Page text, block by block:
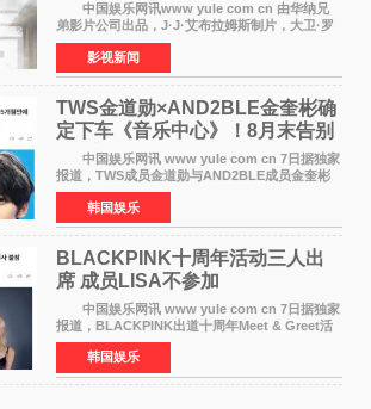
中国娱乐网讯www yule com cn 由华纳兄
弟影片公司出品，J·J·艾布拉姆斯制片，大卫·罗
伯特·米切尔执导，好莱坞巨星安妮·海瑟薇和伊万
·麦克格雷格领衔主演的2026暑期惊悚冒险大片
《逃出绝
影视新闻
TWS金道勋×AND2BLE金奎彬确
定下车《音乐中心》！8月末告别
MC席位
中国娱乐网讯 www yule com cn 7日据独家
报道，TWS成员金道勋与AND2BLE成员金奎彬
将于8月离开《音乐中心》MC的位置。 金道
勋与金奎彬于去年3月与H2H A-NA一起被选为
《音乐中心》MC，约1
韩国娱乐
BLACKPINK十周年活动三人出
席 成员LISA不参加
中国娱乐网讯 www yule com cn 7日据独家
报道，BLACKPINK出道十周年Meet & Greet活
动将由智秀、ROS&Eacute;、JENNIE出席，
LISA将缺席。 此前BLACKPINK所属社YG并
未为组合出道十周年做
韩国娱乐